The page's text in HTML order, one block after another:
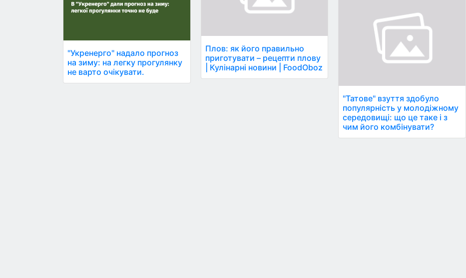
"Укренерго" надало прогноз
на зиму: на легку прогулянку
не варто очікувати.
Плов: як його правильно
приготувати – рецепти плову
| Кулінарні новини | FoodOboz
"Татове" взуття здобуло
популярність у молодіжному
середовищі: що це таке і з
чим його комбінувати?